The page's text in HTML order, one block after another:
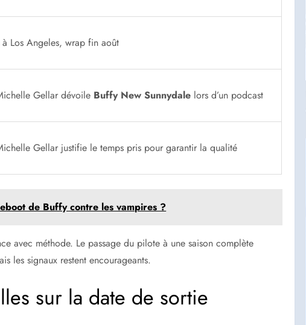
Los Angeles, wrap fin août
Gellar dévoile Buffy New Sunnydale lors d’un podcast
Gellar justifie le temps pris pour garantir la qualité
de Buffy contre les vampires ?
avec méthode. Le passage du pilote à une saison complète
les signaux restent encourageants.
sur la date de sortie